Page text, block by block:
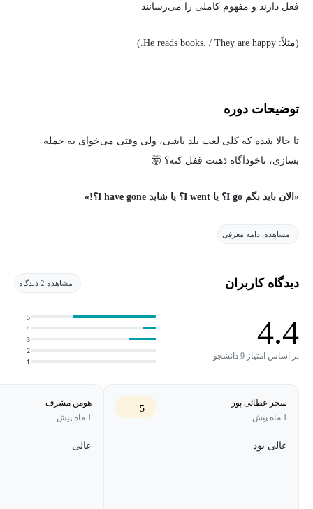
فعل دارند و مفهوم کاملی را می‌رسانند
(مثلاً: He reads books. / They are happy.)
توضیحات دوره
تا حالا شده که کلی لغت بلد باشی، ولی وقتی می‌خوای یه جمله
بسازی، ناخودآگاه ذهنت قفل کنه؟ 🤯
«الان باید بگم I go؟ یا I went؟ یا شاید I have gone؟!»
این شک و تردیدها، اعتماد به نفس رو حسابی کم می‌کنه، نه؟
این دوره دقیقاً برای همین طراحی شده:
باز کردن همون قفلی که موقع
قراره اول مفهموم هر زمان رو یاد بگیریم و بعدش بریم سراغ کاربردش
درنهایت ساختار اصلی.
با مثال‌های واقعی، تمرین‌ و توضیح‌هایی که باعث می‌شه دیگه هیچ‌وقت
با زمان‌ها احساس غریبی نکنی.
مشاهده ادامه معرفی
دیدگاه کاربران مشاهده 2 دیدگاه
4.4
بر اساس امتیاز 9 دانشجو
1
2
3
4
5
سحر عطائی پور
1 ماه پیش
5
عالی بود
هومن مشرف
1 ماه پیش
عالی